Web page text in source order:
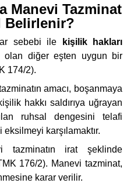
Manevi Tazminat
Belirlenir?
sebebi ile
kişilik hakları
olan diğer eşten uygun bir
174/2).
amacı, boşanmaya
hakkı saldırıya uğrayan
ruhsal dengesini telafi
karşılamaktır.
tazminatın irat şeklinde
176/2). Manevi tazminat,
karar verilir.